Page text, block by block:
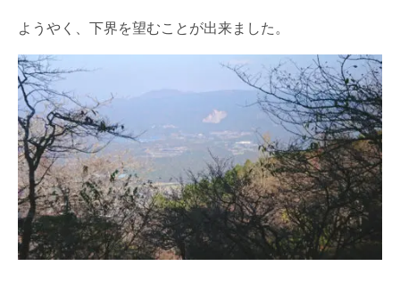
ようやく、下界を望むことが出来ました。